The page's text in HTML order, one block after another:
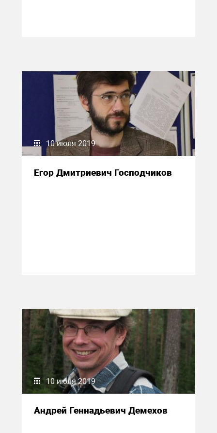
10 июля 2019
Егор Дмитриевич Господчиков
10 июля 2019
Андрей Геннадьевич Демехов